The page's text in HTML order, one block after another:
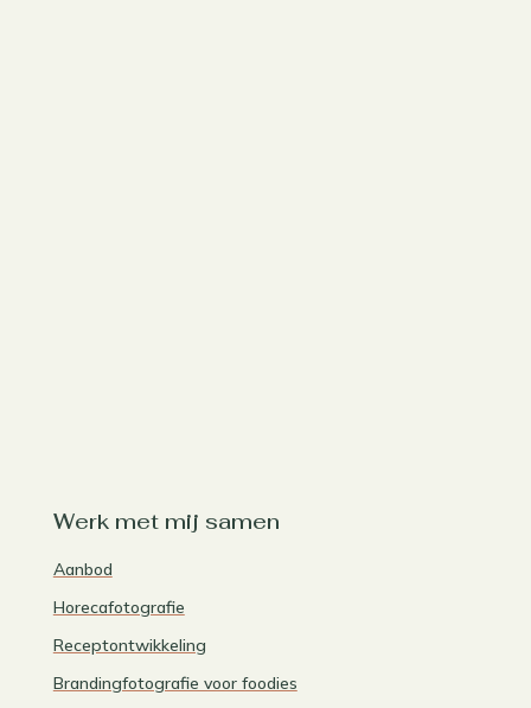
Werk met mij samen
Aanbod
Horecafotografie
Receptontwikkeling
Brandingfotografie voor foodies